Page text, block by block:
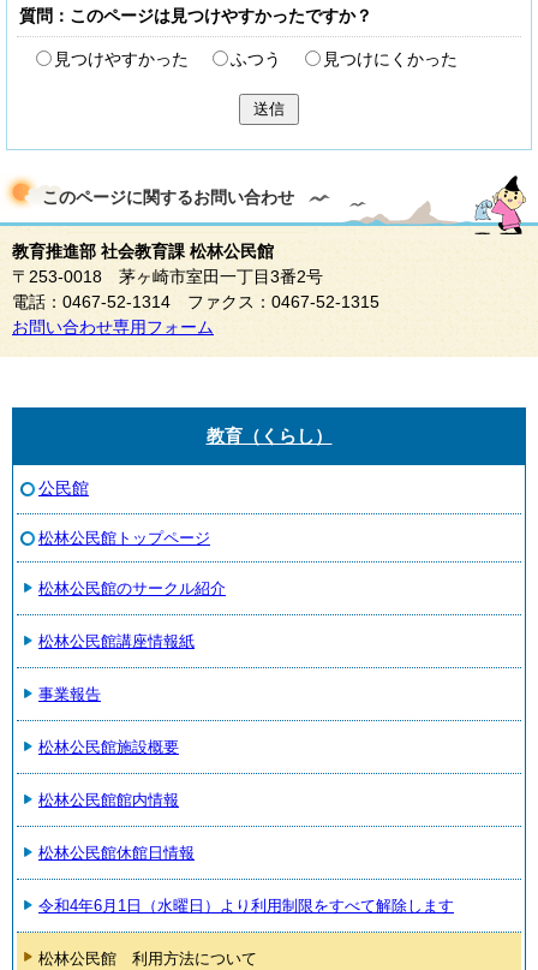
質問：このページは見つけやすかったですか？
見つけやすかった ふつう 見つけにくかった
送信
このページに関するお問い合わせ
教育推進部 社会教育課 松林公民館
〒253-0018 茅ヶ崎市室田一丁目3番2号
電話：0467-52-1314 ファクス：0467-52-1315
お問い合わせ専用フォーム
教育（くらし）
公民館
松林公民館トップページ
松林公民館のサークル紹介
松林公民館講座情報紙
事業報告
松林公民館施設概要
松林公民館館内情報
松林公民館休館日情報
令和4年6月1日（水曜日）より利用制限をすべて解除します
松林公民館 利用方法について